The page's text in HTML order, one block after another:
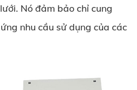
Nó đảm bảo chỉ cung
nhu cầu sử dụng của các